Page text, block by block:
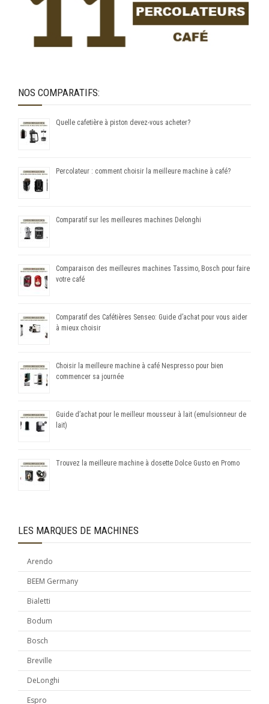
NOS COMPARATIFS:
Quelle cafetière à piston devez-vous acheter?
Percolateur : comment choisir la meilleure machine à café?
Comparatif sur les meilleures machines Delonghi
Comparaison des meilleures machines Tassimo, Bosch pour faire
votre café
Comparatif des Cafétières Senseo: Guide d’achat pour vous aider
à mieux choisir
Choisir la meilleure machine à café Nespresso pour bien
commencer sa journée
Guide d’achat pour le meilleur mousseur à lait (emulsionneur de
lait)
Trouvez la meilleure machine à dosette Dolce Gusto en Promo
LES MARQUES DE MACHINES
Arendo
BEEM Germany
Bialetti
Bodum
Bosch
Breville
DeLonghi
Espro